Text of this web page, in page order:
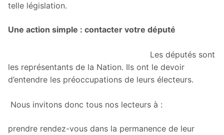
telle législation.
Une action simple : contacter votre député
Les députés sont
les représentants de la Nation. Ils ont le devoir
d’entendre les préoccupations de leurs électeurs.
Nous invitons donc tous nos lecteurs à :
prendre rendez-vous dans la permanence de leur